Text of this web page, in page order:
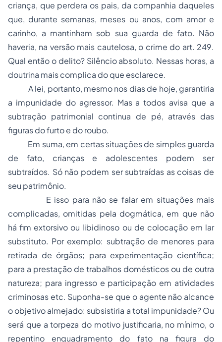
criança, que perdera os pais, da companhia daqueles
que, durante semanas, meses ou anos, com amor e
carinho, a mantinham sob sua guarda de fato. Não
haveria, na versão mais cautelosa, o crime do art. 249.
Qual então o delito? Silêncio absoluto. Nessas horas, a
doutrina mais complica do que esclarece.
A lei, portanto, mesmo nos dias de hoje, garantiria
a impunidade do agressor. Mas a todos avisa que a
subtração patrimonial continua de pé, através das
figuras do furto e do roubo.
Em suma, em certas situações de simples guarda
de fato, crianças e adolescentes podem ser
subtraídos. Só não podem ser subtraídas as coisas de
seu patrimônio.
E isso para não se falar em situações mais
complicadas, omitidas pela dogmática, em que não
há fim extorsivo ou libidinoso ou de colocação em lar
substituto. Por exemplo: subtração de menores para
retirada de órgãos; para experimentação científica;
para a prestação de trabalhos domésticos ou de outra
natureza; para ingresso e participação em atividades
criminosas etc. Suponha-se que o agente não alcance
o objetivo almejado: subsistiria a total impunidade? Ou
será que a torpeza do motivo justificaria, no mínimo, o
repentino enquadramento do fato na figura do